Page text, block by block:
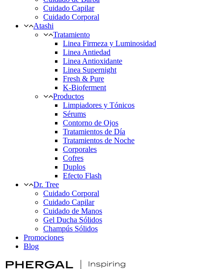
Cuidado Capilar
Cuidado Corporal
Atashi
Tratamiento
Linea Firmeza y Luminosidad
Linea Antiedad
Linea Antioxidante
Linea Supernight
Fresh & Pure
K-Bioferment
Productos
Limpiadores y Tónicos
Sérums
Contorno de Ojos
Tratamientos de Día
Tratamientos de Noche
Corporales
Cofres
Duplos
Efecto Flash
Dr. Tree
Cuidado Corporal
Cuidado Capilar
Cuidado de Manos
Gel Ducha Sólidos
Champús Sólidos
Promociones
Blog